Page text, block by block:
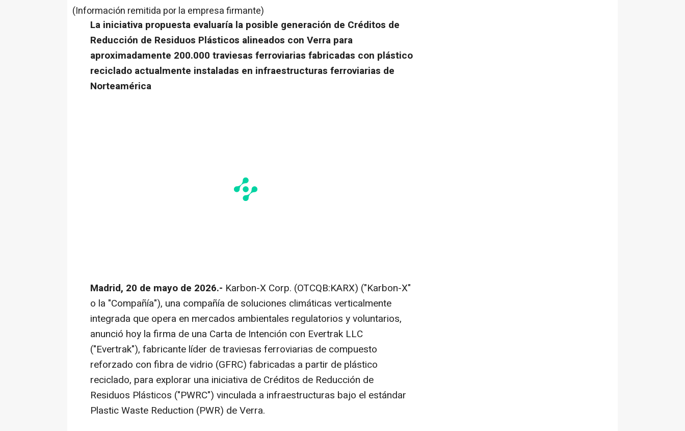
(Información remitida por la empresa firmante)
La iniciativa propuesta evaluaría la posible generación de Créditos de
Reducción de Residuos Plásticos alineados con Verra para
aproximadamente 200.000 traviesas ferroviarias fabricadas con plástico
reciclado actualmente instaladas en infraestructuras ferroviarias de
Norteamérica
Madrid, 20 de mayo de 2026.- Karbon-X Corp. (OTCQB:KARX) ("Karbon-X"
o la "Compañía"), una compañía de soluciones climáticas verticalmente
integrada que opera en mercados ambientales regulatorios y voluntarios,
anunció hoy la firma de una Carta de Intención con Evertrak LLC
("Evertrak"), fabricante líder de traviesas ferroviarias de compuesto
reforzado con fibra de vidrio (GFRC) fabricadas a partir de plástico
reciclado, para explorar una iniciativa de Créditos de Reducción de
Residuos Plásticos ("PWRC") vinculada a infraestructuras bajo el estándar
Plastic Waste Reduction (PWR) de Verra.